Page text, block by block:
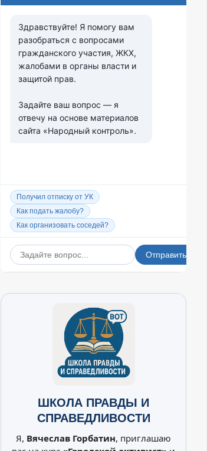
ШКОЛА ПРАВДЫ И
СПРАВЕДЛИВОСТИ
Я, Вячеслав Горбатин, приглашаю